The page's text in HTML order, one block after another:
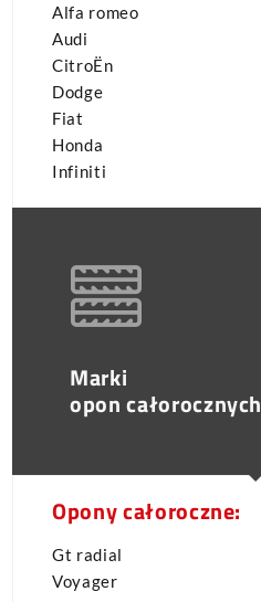
Alfa romeo
Audi
CitroËn
Dodge
Fiat
Honda
Infiniti
Opony całoroczne:
Gt radial
Voyager
Marki
opon całorocznych